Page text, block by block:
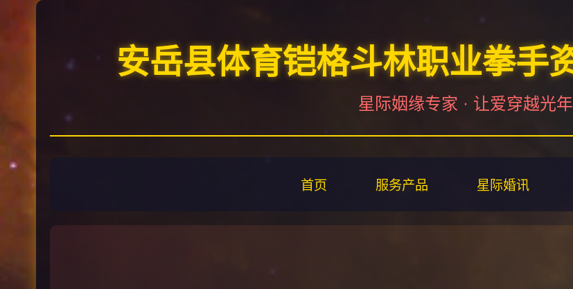
安岳县体育铠格斗林职业拳手
星际姻缘专家 · 让爱穿越光年
首页 服务产品 星际婚讯